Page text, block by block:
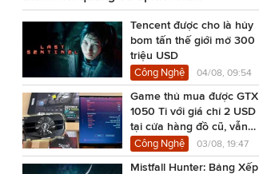
Tencent được cho là hủy
bom tấn thế giới mở 300
triệu USD
Công Nghệ 04/08, 09:54
Game thủ mua được GTX
1050 Ti với giá chỉ 2 USD
tại cửa hàng đồ cũ, vẫn
chạy Cyberpunk 2077
Công Nghệ 03/08, 19:47
Mistfall Hunter: Bảng Xếp